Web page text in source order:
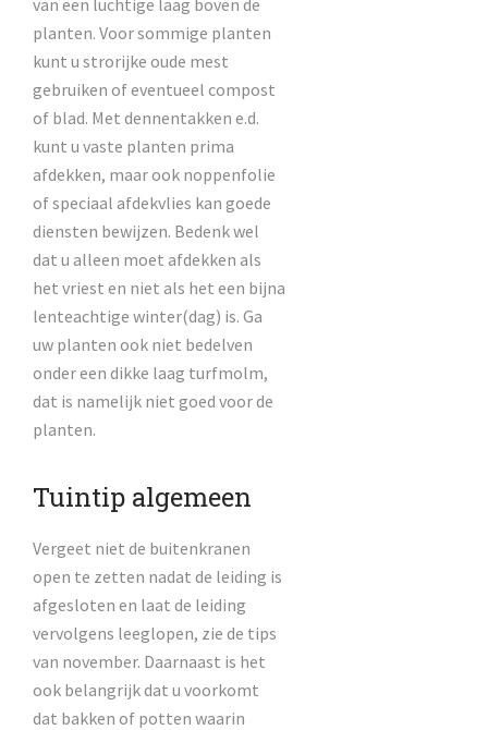
van een luchtige laag boven de
planten. Voor sommige planten
kunt u strorijke oude mest
gebruiken of eventueel compost
of blad. Met dennentakken e.d.
kunt u vaste planten prima
afdekken, maar ook noppenfolie
of speciaal afdekvlies kan goede
diensten bewijzen. Bedenk wel
dat u alleen moet afdekken als
het vriest en niet als het een bijna
lenteachtige winter(dag) is. Ga
uw planten ook niet bedelven
onder een dikke laag turfmolm,
dat is namelijk niet goed voor de
planten.
Tuintip algemeen
Vergeet niet de buitenkranen
open te zetten nadat de leiding is
afgesloten en laat de leiding
vervolgens leeglopen, zie de tips
van november. Daarnaast is het
ook belangrijk dat u voorkomt
dat bakken of potten waarin